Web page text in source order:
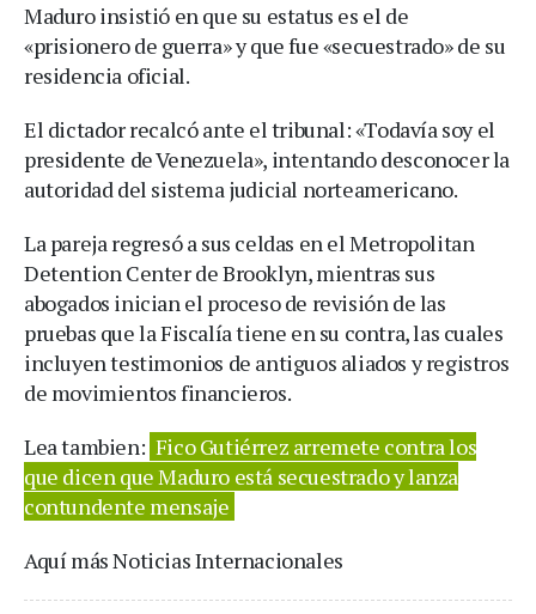
Maduro insistió en que su estatus es el de
«prisionero de guerra» y que fue «secuestrado» de su
residencia oficial.
El dictador recalcó ante el tribunal: «Todavía soy el
presidente de Venezuela», intentando desconocer la
autoridad del sistema judicial norteamericano.
La pareja regresó a sus celdas en el Metropolitan
Detention Center de Brooklyn, mientras sus
abogados inician el proceso de revisión de las
pruebas que la Fiscalía tiene en su contra, las cuales
incluyen testimonios de antiguos aliados y registros
de movimientos financieros.
Lea tambien: Fico Gutiérrez arremete contra los
que dicen que Maduro está secuestrado y lanza
contundente mensaje
Aquí más Noticias Internacionales